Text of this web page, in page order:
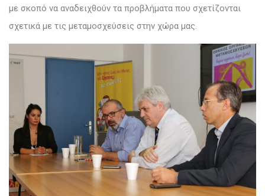
με σκοπό να αναδειχθούν τα προβλήματα που σχετίζονται
σχετικά με τις μεταμοσχεύσεις στην χώρα μας.